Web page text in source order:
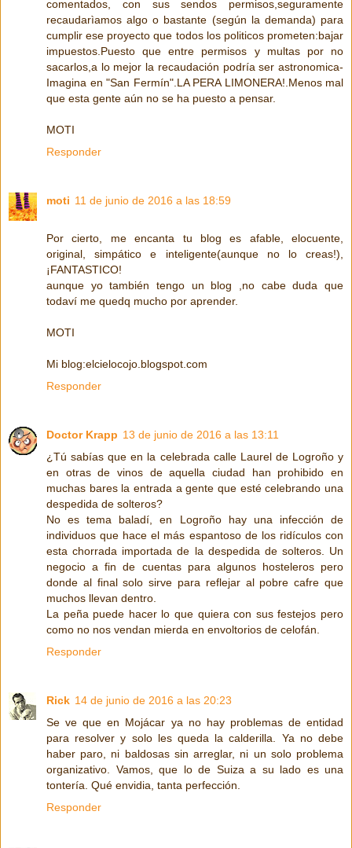
comentados, con sus sendos permisos,seguramente
recaudarìamos algo o bastante (según la demanda) para
cumplir ese proyecto que todos los politicos prometen:bajar
impuestos.Puesto que entre permisos y multas por no
sacarlos,a lo mejor la recaudación podría ser astronomica-
Imagina en "San Fermín".LA PERA LIMONERA!.Menos mal
que esta gente aún no se ha puesto a pensar.
MOTI
Responder
moti 11 de junio de 2016 a las 18:59
Por cierto, me encanta tu blog es afable, elocuente,
original, simpático e inteligente(aunque no lo creas!),
¡FANTASTICO!
aunque yo también tengo un blog ,no cabe duda que
todaví me quedq mucho por aprender.
MOTI
Mi blog:elcielocojo.blogspot.com
Responder
Doctor Krapp 13 de junio de 2016 a las 13:11
¿Tú sabías que en la celebrada calle Laurel de Logroño y
en otras de vinos de aquella ciudad han prohibido en
muchas bares la entrada a gente que esté celebrando una
despedida de solteros?
No es tema baladí, en Logroño hay una infección de
individuos que hace el más espantoso de los ridículos con
esta chorrada importada de la despedida de solteros. Un
negocio a fin de cuentas para algunos hosteleros pero
donde al final solo sirve para reflejar al pobre cafre que
muchos llevan dentro.
La peña puede hacer lo que quiera con sus festejos pero
como no nos vendan mierda en envoltorios de celofán.
Responder
Rick 14 de junio de 2016 a las 20:23
Se ve que en Mojácar ya no hay problemas de entidad
para resolver y solo les queda la calderilla. Ya no debe
haber paro, ni baldosas sin arreglar, ni un solo problema
organizativo. Vamos, que lo de Suiza a su lado es una
tontería. Qué envidia, tanta perfección.
Responder